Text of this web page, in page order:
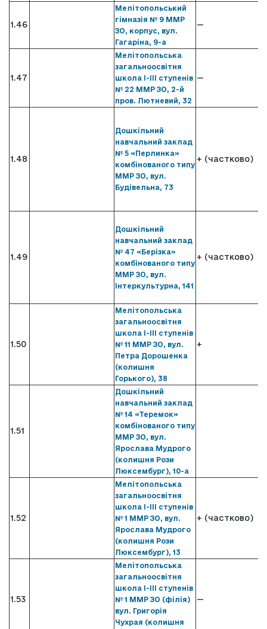
1.46
Мелітопольський
гімназія № 9 ММР
ЗО, корпус, вул.
Гагаріна, 9-а
—
1.47
Мелітопольська
загальноосвітня
школа І-ІІІ ступенів
№ 22 ММР ЗО, 2-й
пров. Лютневий, 32
—
1.48
Дошкільний
навчальний заклад
№ 5 «Перлинка»
комбінованого типу
ММР ЗО, вул.
Будівельна, 73
+ (частково)
1.49
Дошкільний
навчальний заклад
№ 47 «Берізка»
комбінованого типу
ММР ЗО, вул.
Інтеркультурна, 141
+ (частково)
1.50
Мелітопольська
загальноосвітня
школа І-ІІІ ступенів
№ 11 ММР ЗО, вул.
Петра Дорошенка
(колишня
Горького), 38
+
1.51
Дошкільний
навчальний заклад
№ 14 «Теремок»
комбінованого типу
ММР ЗО, вул.
Ярослава Мудрого
(колишня Рози
Люксембург), 10-а
1.52
Мелітопольська
загальноосвітня
школа І-ІІІ ступенів
№ 1 ММР ЗО, вул.
Ярослава Мудрого
(колишня Рози
Люксембург), 13
+ (частково)
1.53
Мелітопольська
загальноосвітня
школа І-ІІІ ступенів
№ 1 ММР ЗО (філія)
вул. Григорія
Чухрая (колишня
—